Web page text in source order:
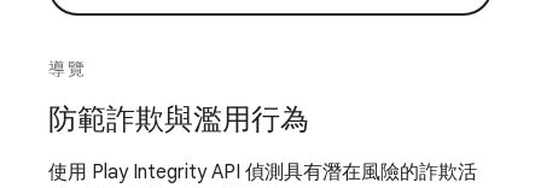
導覽
防範詐欺與濫用行為
使用 Play Integrity API 偵測具有潛在風險的詐欺活